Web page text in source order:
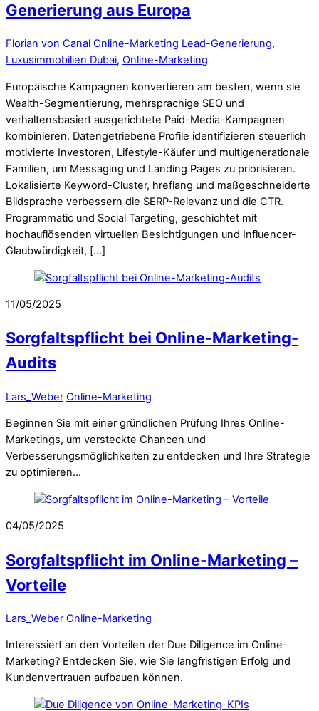
Generierung aus Europa
Florian von Canal Online-Marketing Lead-Generierung,
Luxusimmobilien Dubai, Online-Marketing
Europäische Kampagnen konvertieren am besten, wenn sie
Wealth-Segmentierung, mehrsprachige SEO und
verhaltensbasiert ausgerichtete Paid-Media-Kampagnen
kombinieren. Datengetriebene Profile identifizieren steuerlich
motivierte Investoren, Lifestyle-Käufer und multigenerationale
Familien, um Messaging und Landing Pages zu priorisieren.
Lokalisierte Keyword-Cluster, hreflang und maßgeschneiderte
Bildsprache verbessern die SERP-Relevanz und die CTR.
Programmatic und Social Targeting, geschichtet mit
hochauflösenden virtuellen Besichtigungen und Influencer-
Glaubwürdigkeit, […]
11/05/2025
Sorgfaltspflicht bei Online-Marketing-
Audits
Lars_Weber Online-Marketing
Beginnen Sie mit einer gründlichen Prüfung Ihres Online-
Marketings, um versteckte Chancen und
Verbesserungsmöglichkeiten zu entdecken und Ihre Strategie
zu optimieren…
04/05/2025
Sorgfaltspflicht im Online-Marketing –
Vorteile
Lars_Weber Online-Marketing
Interessiert an den Vorteilen der Due Diligence im Online-
Marketing? Entdecken Sie, wie Sie langfristigen Erfolg und
Kundenvertrauen aufbauen können.